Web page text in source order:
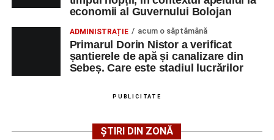
Urmărește-ne pe Google News
Ultimele știri din Sebeș
Femeie de 66 de ani, transportată în stare gravă la
strada Dorobanți din Sebeș
economii al Guvernului Bolojan
ADMINISTRAȚIE acum o săptămână
Primarul Dorin Nistor a verificat
șantierele de apă și canalizare din
Sebeș. Care este stadiul lucrărilor
PUBLICITATE
ȘTIRI DIN ZONĂ